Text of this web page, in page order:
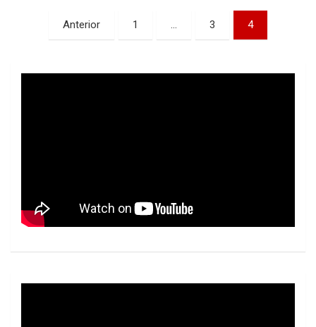
Paginación
Anterior 1 … 3 4